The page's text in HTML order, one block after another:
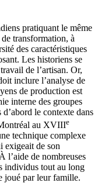
pratiquant le même
transformation, à
des caractéristiques
Les historiens se
de l’artisan. Or,
inclure l’analyse de
de production est
interne des groupes
le contexte dans
au XVIIIe
technique complexe
exigeait de son
l’aide de nombreuses
individus tout au long
joué par leur famille.